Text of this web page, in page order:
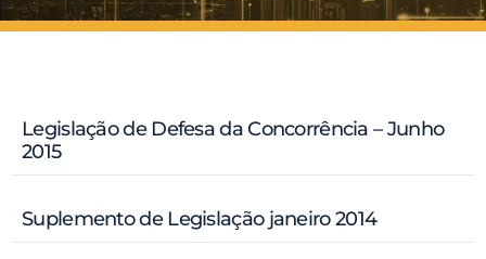
Legislação de Defesa da Concorrência – Junho
2015
Suplemento de Legislação janeiro 2014